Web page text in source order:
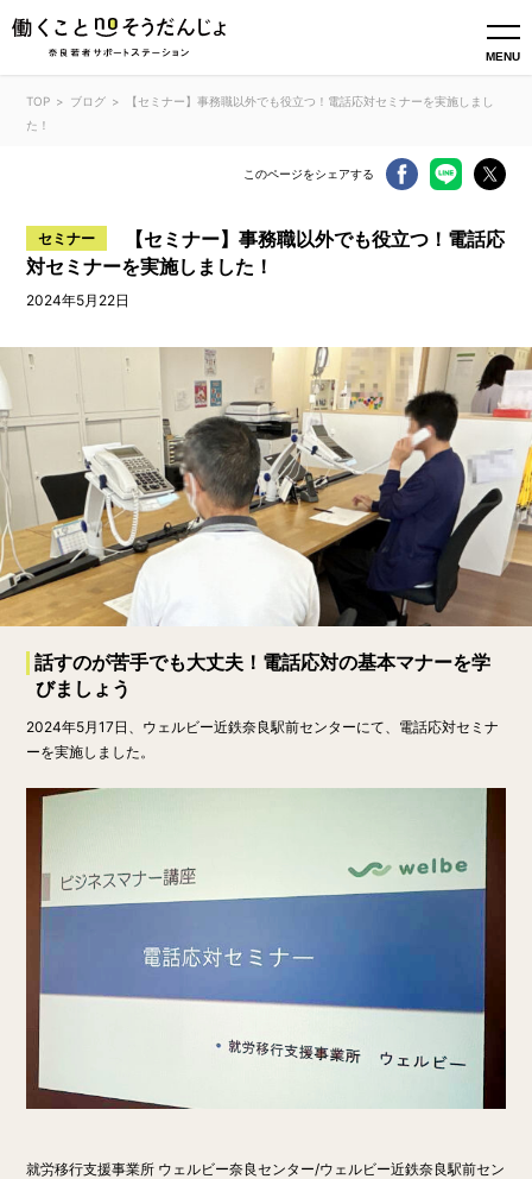
MENU
TOP ブログ
【セミナー】事務職以外でも役立つ！電話応対セミナーを実施しまし
た！
このページをシェアする
セミナー
【セミナー】事務職以外でも役立つ！電話応
対セミナーを実施しました！
2024年5月22日
話すのが苦手でも大丈夫！電話応対の基本マナーを学
びましょう
2024年5月17日、ウェルビー近鉄奈良駅前センターにて、電話応対セミナ
ーを実施しました。
就労移行支援事業所 ウェルビー奈良センター/ウェルビー近鉄奈良駅前セン